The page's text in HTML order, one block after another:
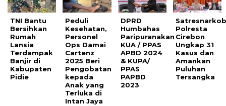
TNI Bantu
Bersihkan
Rumah
Lansia
Terdampak
Banjir di
Kabupaten
Pidie
Peduli
Kesehatan,
Personel
Ops Damai
Cartenz
2025 Beri
Pengobatan
kepada
Anak yang
Terluka di
Intan Jaya
DPRD
Humbahas
Paripuranakan
KUA / PPAS
APBD 2024
& KUPA/
PPAS
PAPBD
2023
Polresta
Cirebon
Ungkap 31
Kasus dan
Amankan
Puluhan
Tersangka